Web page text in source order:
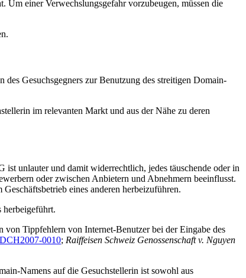
einer Verwechslungsgefahr vorzubeugen, müssen die
Gesuchsgegners zur Benutzung des streitigen Domain-
im relevanten Markt und aus der Nähe zu deren
unlauter und damit widerrechtlich, jedes täuschende oder in
oder zwischen Anbietern und Abnehmern beeinflusst.
eines anderen herbeizuführen.
herbeigeführt.
von Tippfehlern von Internet-Benutzer bei der Eingabe des
0010; Raiffeisen Schweiz Genossenschaft v. Nguyen
Namens auf die Gesuchstellerin ist sowohl aus